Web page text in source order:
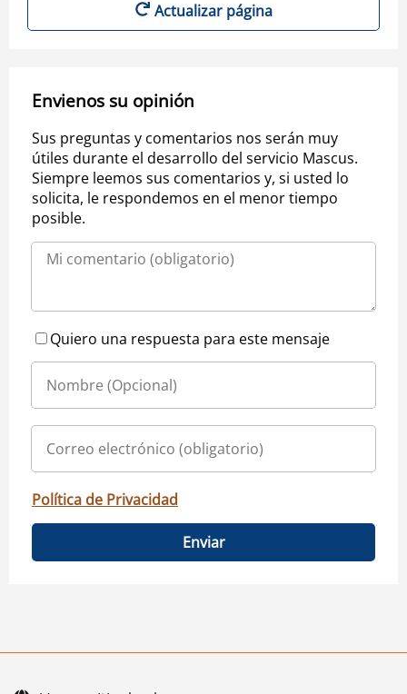
Actualizar página
Envienos su opinión
Sus preguntas y comentarios nos serán muy
útiles durante el desarrollo del servicio Mascus.
Siempre leemos sus comentarios y, si usted lo
solicita, le respondemos en el menor tiempo
posible.
Quiero una respuesta para este mensaje
Política de Privacidad
Enviar